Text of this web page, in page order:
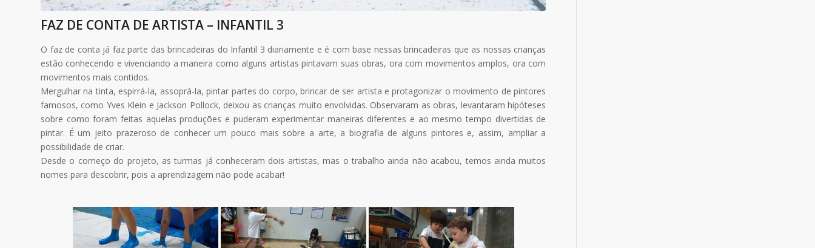
FAZ DE CONTA DE ARTISTA – INFANTIL 3
O faz de conta já faz parte das brincadeiras do Infantil 3 diariamente e é com base nessas brincadeiras que as nossas crianças
estão conhecendo e vivenciando a maneira como alguns artistas pintavam suas obras, ora com movimentos amplos, ora com
movimentos mais contidos.
Mergulhar na tinta, espirrá-la, assoprá-la, pintar partes do corpo, brincar de ser artista e protagonizar o movimento de pintores
famosos, como Yves Klein e Jackson Pollock, deixou as crianças muito envolvidas. Observaram as obras, levantaram hipóteses
sobre como foram feitas aquelas produções e puderam experimentar maneiras diferentes e ao mesmo tempo divertidas de
pintar. É um jeito prazeroso de conhecer um pouco mais sobre a arte, a biografia de alguns pintores e, assim, ampliar a
possibilidade de criar.
Desde o começo do projeto, as turmas já conheceram dois artistas, mas o trabalho ainda não acabou, temos ainda muitos
nomes para descobrir, pois a aprendizagem não pode acabar!